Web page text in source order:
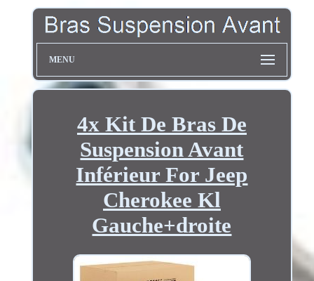
MENU
4x Kit De Bras De
Suspension Avant
Inférieur For Jeep
Cherokee Kl
Gauche+droite